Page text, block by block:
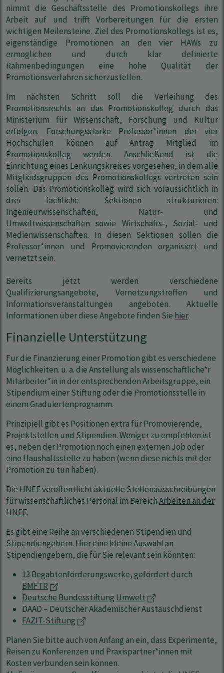
nimmt die Geschäftsstelle des Promotionskollegs ihre
Arbeit auf und trifft Vorbereitungen für die ersten
wichtigen Meilensteine. Ziel des Promotionskollegs ist es,
eigenständige Promotionen an den vier HAWs zu
ermöglichen und durch klar definierte
Rahmenbedingungen eine hohe Qualität der
Promotionsverfahren sicherzustellen.
Im nächsten Schritt soll die Verleihung des
Promotionsrechts an das Promotionskolleg durch das
Ministerium für Wissenschaft, Forschung und Kultur
erfolgen. Forschungsstarke Professor*innen der vier
Hochschulen können auf Antrag Mitglied im
Promotionskolleg werden. Anschließend ist die
Einrichtung eines Lenkungskreises vorgesehen, in dem alle
Mitgliedsgruppen des Promotionskollegs vertreten sein
sollen. Das Promotionskolleg wird sich voraussichtlich in
drei fachliche Sektionen strukturieren:
Ingenieurwissenschaften, Natur- und
Umweltwissenschaften sowie Wirtschafts-, Sozial- und
Medienwissenschaften. In diesen Sektionen sollen die
Professor*innen und Promovierenden organisiert und
vernetzt sein.
Bereits jetzt werden verschiedene
Qualifizierungsangebote, Vernetzungstreffen und
Informationsveranstaltungen angeboten. Aktuelle
Informationen über diese Angebote finden Sie hier.
Finanzielle Unterstützung
Für die Finanzierung einer Promotion gibt es verschiedene
Möglichkeiten. u. a. die Anstellung als wissenschaftliche*r
Mitarbeiter*in in der entsprechenden Arbeitsgruppe, ein
Stipendium einer Stiftung oder die Promotionsstelle in
einem Graduiertenprogramm.
Prinzipiell gibt es Positionen extra für Promovierende,
Projektstellen und Stipendien. Weniger zu empfehlen ist
es, neben der Promotion noch einen externen Job oder
eine Haushaltsstelle zu haben (wenn diese nichts mit der
Promotion zu tun haben).
Die HNEE veröffentlicht aktuelle Stellenausschreibungen
für wissenschaftliches Personal im BereichArbeiten an der
HNEE.
Es gibt eine Reihe an verschiedenen Stipendien und
Stipendiengebern. Hier eine kleine Auswahl an
Stipendiengebern, die für Sie relevant sein könnten:
13 Begabtenförderungswerke, gefördert durch
BMFTR
Deutsche Bundesstiftung Umwelt
DAAD – Deutscher Akademischer Austauschdienst
FAZIT-Stiftung
Planen Sie bitte auch von Anfang an ein, dass Experimente,
Reisen zu Konferenzen und Praxispartner*innen mit
Kosten verbunden sein können.